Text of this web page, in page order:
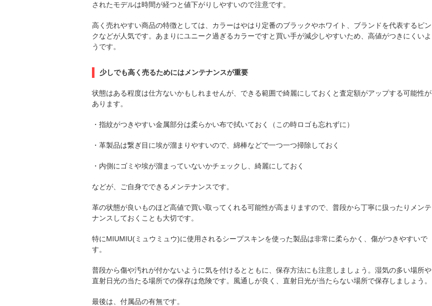
されたモデルは時間が経つと値下がりしやすいので注意です。
高く売れやすい商品の特徴としては、カラーはやはり定番のブラックやホワイト、ブランドを代表するピン
クなどが人気です。あまりにユニーク過ぎるカラーですと買い手が減少しやすいため、高値がつきにくいよ
うです。
少しでも高く売るためにはメンテナンスが重要
状態はある程度は仕方ないかもしれませんが、できる範囲で綺麗にしておくと査定額がアップする可能性が
あります。
・指紋がつきやすい金属部分は柔らかい布で拭いておく（この時ロゴも忘れずに）
・革製品は繋ぎ目に埃が溜まりやすいので、綿棒などで一つ一つ掃除しておく
・内側にゴミや埃が溜まっていないかチェックし、綺麗にしておく
などが、ご自身でできるメンテナンスです。
革の状態が良いものほど高値で買い取ってくれる可能性が高まりますので、普段から丁寧に扱ったりメンテ
ナンスしておくことも大切です。
特にMIUMIU(ミュウミュウ)に使用されるシープスキンを使った製品は非常に柔らかく、傷がつきやすいで
す。
普段から傷や汚れが付かないように気を付けるとともに、保存方法にも注意しましょう。湿気の多い場所や
直射日光の当たる場所での保存は危険です。風通しが良く、直射日光が当たらない場所で保存しましょう。
最後は、付属品の有無です。